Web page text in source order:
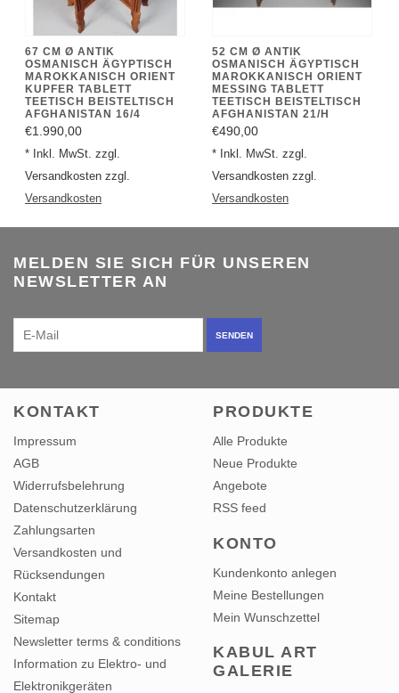
67 CM Ø ANTIK
MAROKKANISCH ORIENT
KUPFER TABLETT
TEETISCH BEISTELTISCH
AFGHANISTAN 16/4
€1.990,00
* Inkl. MwSt. zzgl.
Versandkosten zzgl.
Versandkosten
MAROKKANISCH ORIENT
MESSING TABLETT
TEETISCH BEISTELTISCH
AFGHANISTAN 21/H
€490,00
* Inkl. MwSt. zzgl.
Versandkosten zzgl.
Versandkosten
NEWSLETTER AN
KONTAKT
Impressum
AGB
Widerrufsbelehrung
Datenschutzerklärung
Zahlungsarten
Versandkosten und
Rücksendungen
Kontakt
Sitemap
Newsletter terms & conditions
Information zu Elektro- und
Elektronikgeräten
Information zur
PRODUKTE
Alle Produkte
Neue Produkte
Angebote
RSS feed
Kundenkonto anlegen
Meine Bestellungen
Mein Wunschzettel
GALERIE
A short description